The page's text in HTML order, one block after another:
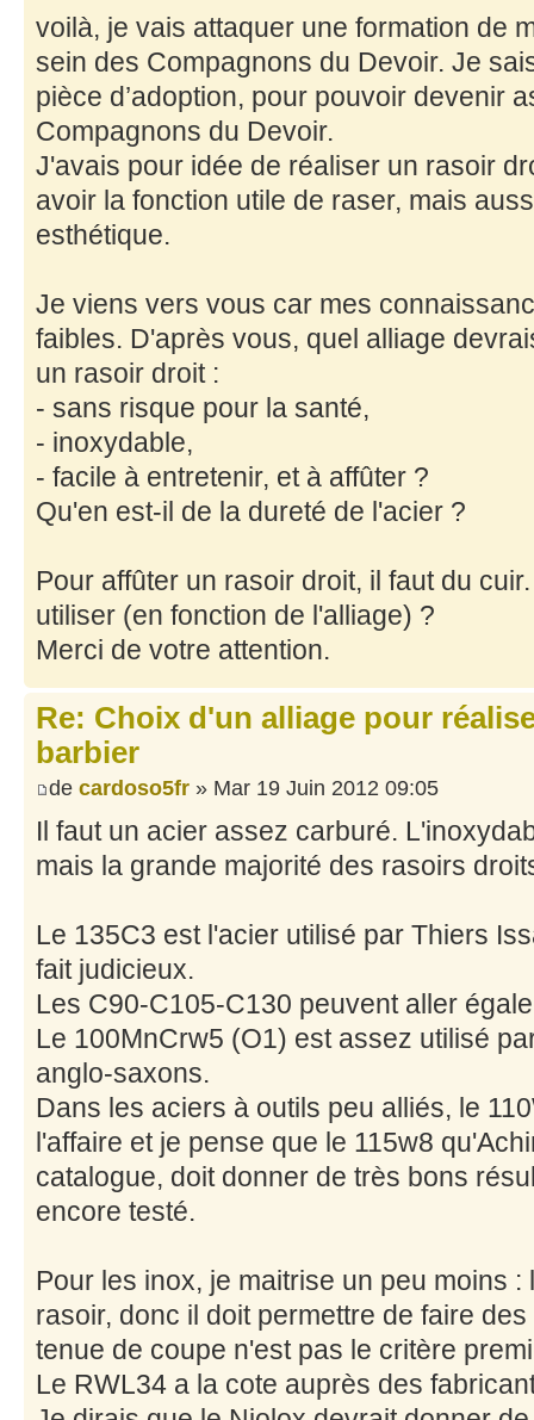
voilà, je vais attaquer une formation de
sein des Compagnons du Devoir. Je
pièce d’adoption, pour pouvoir devenir
Compagnons du Devoir.
J'avais pour idée de réaliser un rasoir
avoir la fonction utile de raser, mais
esthétique.
Je viens vers vous car mes
faibles. D'après vous, quel alliage
un rasoir droit :
- sans risque pour la santé,
- inoxydable,
- facile à entretenir, et à affûter ?
Qu'en est-il de la dureté de l'acier ?
Pour affûter un rasoir droit, il faut du
utiliser (en fonction de l'alliage) ?
Merci de votre attention.
Re: Choix d'un alliage pour
barbier
de cardoso5fr » Mar 19 Juin 2012 09:05
Il faut un acier assez carburé.
mais la grande majorité des rasoirs
Le 135C3 est l'acier utilisé par Thiers
fait judicieux.
Les C90-C105-C130 peuvent aller
Le 100MnCrw5 (O1) est assez utilisé
anglo-saxons.
Dans les aciers à outils peu alliés, le
l'affaire et je pense que le 115w8
catalogue, doit donner de très bons
encore testé.
Pour les inox, je maitrise un peu moins
rasoir, donc il doit permettre de faire
tenue de coupe n'est pas le critère
Le RWL34 a la cote auprès des